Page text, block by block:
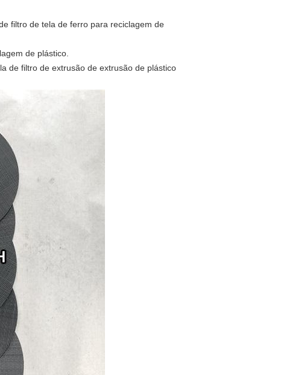
filtro de tela de ferro para reciclagem de
de plástico.
de filtro de extrusão de extrusão de plástico